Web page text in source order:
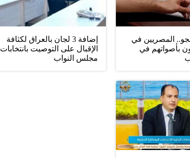
المصريين في
بأصواتهم في
إضافة 3 لجان بالعراق لكثافة
الإقبال على التوصيت بانتخابات
مجلس النواب